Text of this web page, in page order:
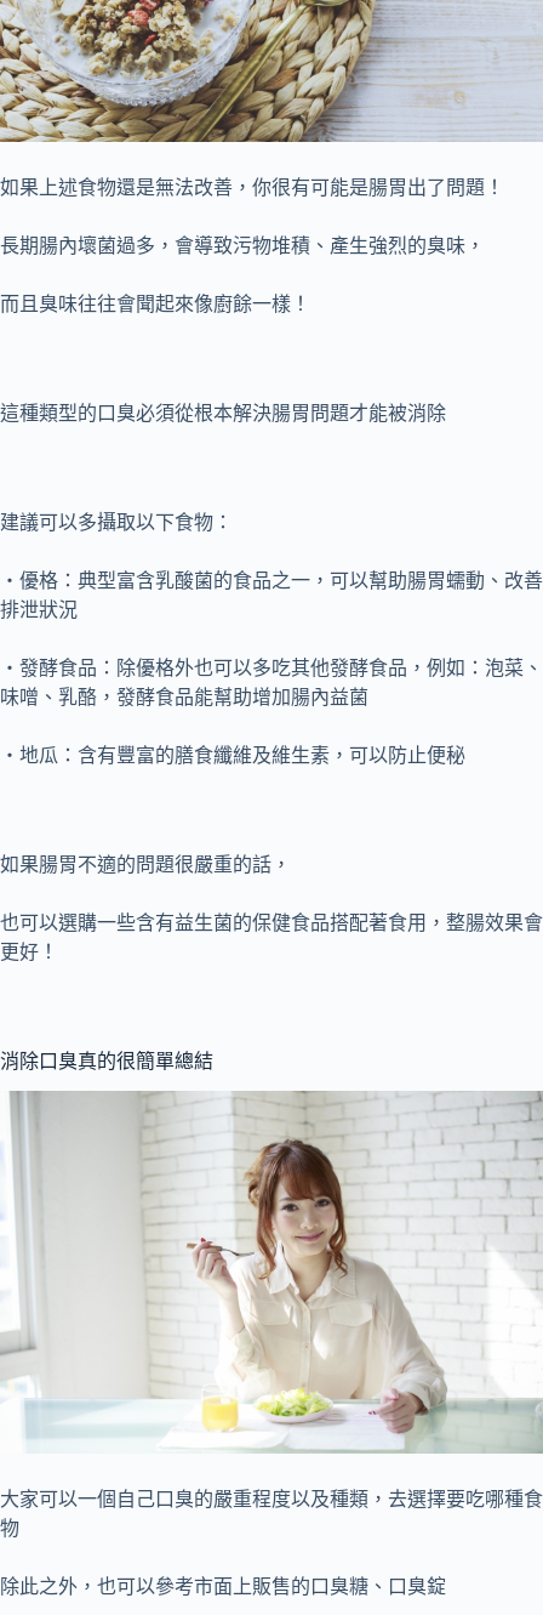
如果上述食物還是無法改善，你很有可能是腸胃出了問題！
長期腸內壞菌過多，會導致污物堆積、產生強烈的臭味，
而且臭味往往會聞起來像廚餘一樣！
這種類型的口臭必須從根本解決腸胃問題才能被消除
建議可以多攝取以下食物：
・優格：典型富含乳酸菌的食品之一，可以幫助腸胃蠕動、改善
排泄狀況
・發酵食品：除優格外也可以多吃其他發酵食品，例如：泡菜、
味噌、乳酪， 發酵食品能幫助增加腸內益菌
・地瓜：含有豐富的膳食纖維及維生素，可以防止便秘
如果腸胃不適的問題很嚴重的話，
也可以選購一些含有益生菌的保健食品搭配著食用，整腸效果會
更好！
消除口臭真的很簡單總結
大家可以一個自己口臭的嚴重程度以及種類，去選擇要吃哪種食
物
除此之外，也可以參考市面上販售的口臭糖、口臭錠